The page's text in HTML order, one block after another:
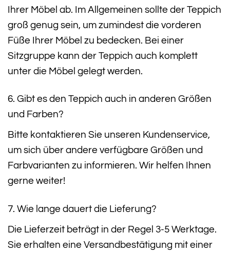
Ihrer Möbel ab. Im Allgemeinen sollte der Teppich
groß genug sein, um zumindest die vorderen
Füße Ihrer Möbel zu bedecken. Bei einer
Sitzgruppe kann der Teppich auch komplett
unter die Möbel gelegt werden.
6. Gibt es den Teppich auch in anderen Größen
und Farben?
Bitte kontaktieren Sie unseren Kundenservice,
um sich über andere verfügbare Größen und
Farbvarianten zu informieren. Wir helfen Ihnen
gerne weiter!
7. Wie lange dauert die Lieferung?
Die Lieferzeit beträgt in der Regel 3-5 Werktage.
Sie erhalten eine Versandbestätigung mit einer